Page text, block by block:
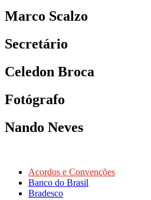
Marco Scalzo
Secretário
Celedon Broca
Fotógrafo
Nando Neves
Acordos e Convenções
Banco do Brasil
Bradesco